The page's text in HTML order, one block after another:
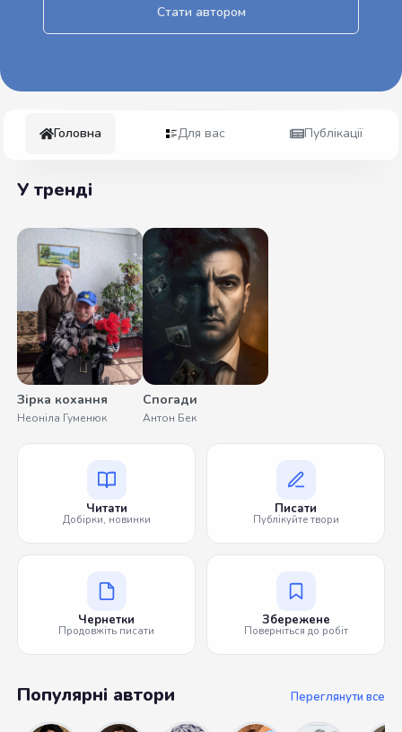
Стати автором
Головна Для вас Публікації
У тренді
Зірка кохання
Неоніла Гуменюк
Спогади
Антон Бек
Читати
Добірки, новинки
Писати
Публікуйте твори
Чернетки
Продовжіть писати
Збережене
Поверніться до робіт
Популярні автори Переглянути все